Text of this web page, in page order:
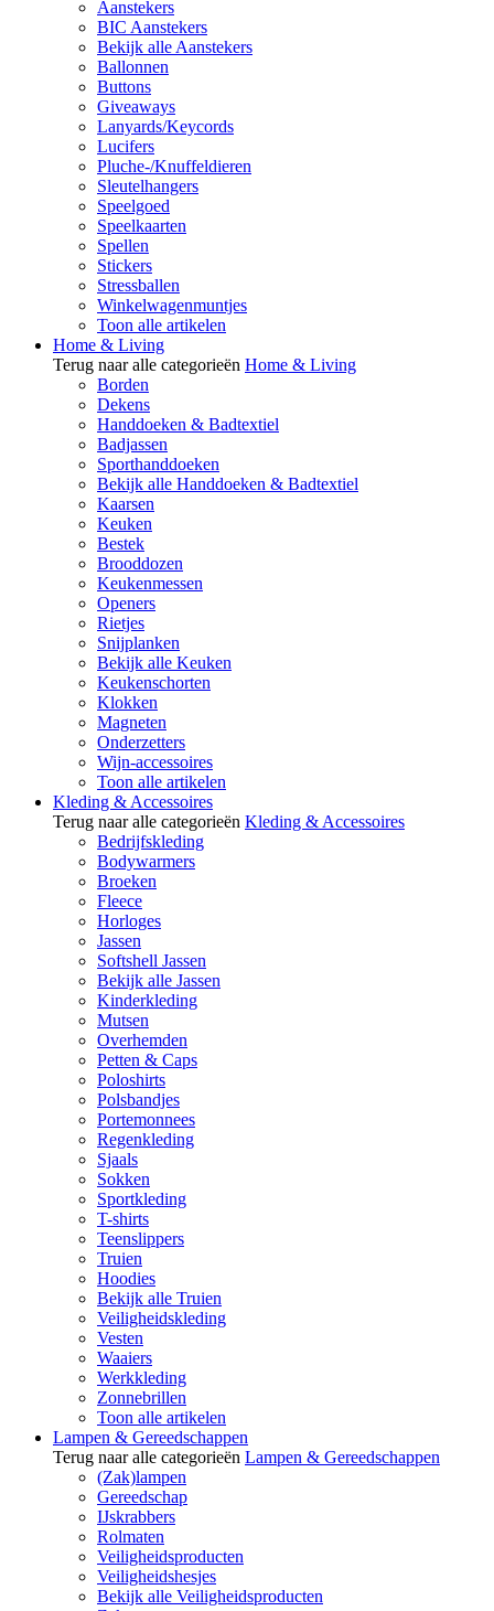
Aanstekers
BIC Aanstekers
Bekijk alle Aanstekers
Ballonnen
Buttons
Giveaways
Lanyards/Keycords
Lucifers
Pluche-/Knuffeldieren
Sleutelhangers
Speelgoed
Speelkaarten
Spellen
Stickers
Stressballen
Winkelwagenmuntjes
Toon alle artikelen
Home & Living
Terug naar alle categorieën Home & Living
Borden
Dekens
Handdoeken & Badtextiel
Badjassen
Sporthanddoeken
Bekijk alle Handdoeken & Badtextiel
Kaarsen
Keuken
Bestek
Brooddozen
Keukenmessen
Openers
Rietjes
Snijplanken
Bekijk alle Keuken
Keukenschorten
Klokken
Magneten
Onderzetters
Wijn-accessoires
Toon alle artikelen
Kleding & Accessoires
Terug naar alle categorieën Kleding & Accessoires
Bedrijfskleding
Bodywarmers
Broeken
Fleece
Horloges
Jassen
Softshell Jassen
Bekijk alle Jassen
Kinderkleding
Mutsen
Overhemden
Petten & Caps
Poloshirts
Polsbandjes
Portemonnees
Regenkleding
Sjaals
Sokken
Sportkleding
T-shirts
Teenslippers
Truien
Hoodies
Bekijk alle Truien
Veiligheidskleding
Vesten
Waaiers
Werkkleding
Zonnebrillen
Toon alle artikelen
Lampen & Gereedschappen
Terug naar alle categorieën Lampen & Gereedschappen
(Zak)lampen
Gereedschap
IJskrabbers
Rolmaten
Veiligheidsproducten
Veiligheidshesjes
Bekijk alle Veiligheidsproducten